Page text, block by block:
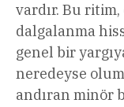
vardır. Bu
dalgalanma
genel bir
neredeyse
andıran minör